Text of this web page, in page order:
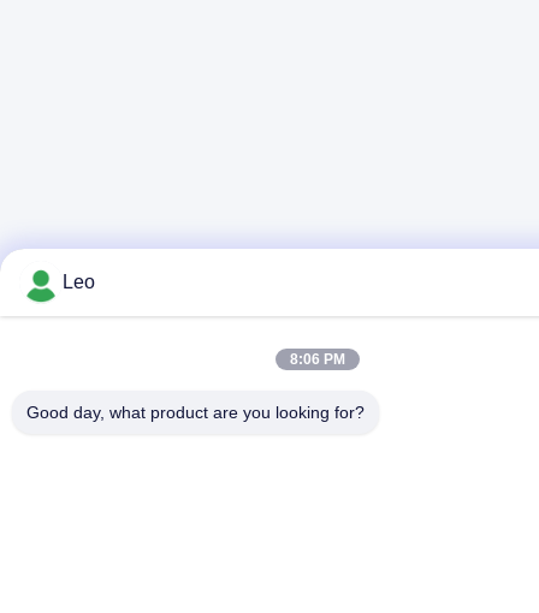
Leo
8:06 PM
Good day, what product are you looking for?